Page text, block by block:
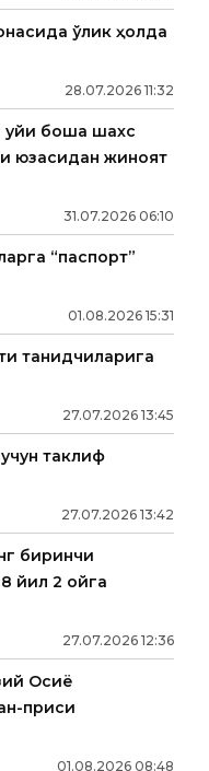
ўлик ҳолда
28.07.2026 11:32
бошқа шахс
юзасидан жиноят
31.07.2026 06:10
“паспорт”
01.08.2026 15:31
танқидчиларига
27.07.2026 13:45
таклиф
27.07.2026 13:42
биринчи
йил 2 ойга
27.07.2026 12:36
Осиё
приси
01.08.2026 08:48